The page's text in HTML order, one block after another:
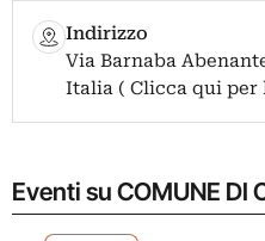
Indirizzo
Via Barnaba
Italia ( Clicca qui per
Eventi su COMUNE DI